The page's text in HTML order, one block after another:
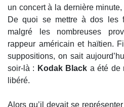
un concert à la dernière
De quoi se mettre à dos les
malgré les nombreuses
rappeur américain et haïtien.
suppositions, on sait
soir-là : Kodak Black a été de
libéré.
Alors qu’il devait se